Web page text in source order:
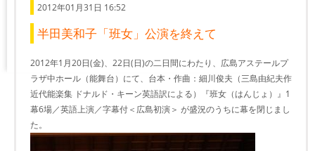
2012年01月31日 16:52
半田美和子「班女」公演を終えて
2012年1月20日(金)、22日(日)の二日間にわたり、広島アステールプ
ラザ中ホール（能舞台）にて、台本・作曲：細川俊夫（三島由紀夫作
近代能楽集 ドナルド・キーン英語訳による）『班女（はんじょ）』1
幕6場／英語上演／字幕付＜広島初演＞ が盛況のうちに幕を閉じまし
た。